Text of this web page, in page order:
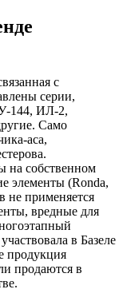
с
серии,
144, ИЛ-2,
Само
аса,
на собственном
элементы (Ronda,
не применяется
вредные для
в Базеле
продукция
продаются в